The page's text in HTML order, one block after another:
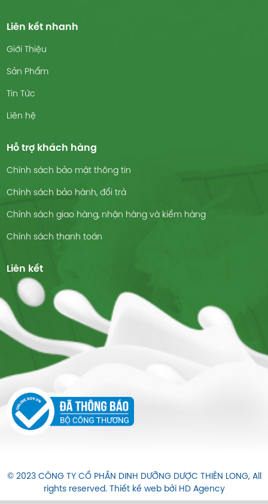
Liên kết nhanh
Giới Thiệu
Sản Phẩm
Tin Tức
Liên hệ
Hỗ trợ khách hàng
Chính sách bảo mật thông tin
Chính sách bảo hành, đổi trả
Chính sách giao hàng, nhận hàng và kiểm hàng
Chính sách thanh toán
Liên kết
© 2023 CÔNG TY CỔ PHẦN DINH DƯỠNG DƯỢC THIÊN LONG, All
rights reserved. Thiết kế web bởi HD Agency